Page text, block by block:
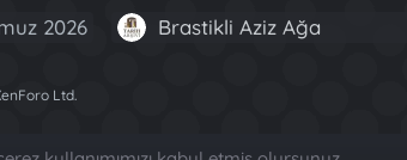
2026
Brastikli Aziz Ağa
Ltd.